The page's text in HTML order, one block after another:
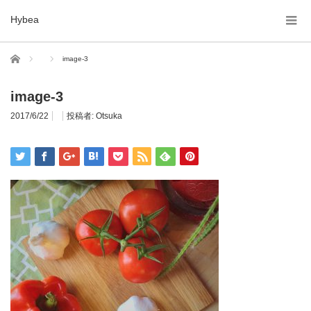
Hybea
ホーム image-3
image-3
2017/6/22 投稿者: Otsuka